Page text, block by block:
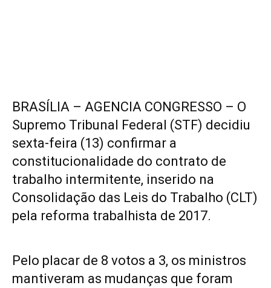
BRASÍLIA – AGENCIA CONGRESSO – O
Supremo Tribunal Federal (STF) decidiu
sexta-feira (13) confirmar a
constitucionalidade do contrato de
trabalho intermitente, inserido na
Consolidação das Leis do Trabalho (CLT)
pela reforma trabalhista de 2017.
Pelo placar de 8 votos a 3, os ministros
mantiveram as mudanças que foram